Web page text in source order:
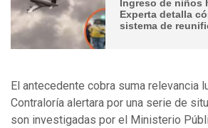
Ingreso de niños
Experta detalla
sistema de
El antecedente cobra suma relevancia
Contraloría alertara por una serie de
son investigadas por el Ministerio